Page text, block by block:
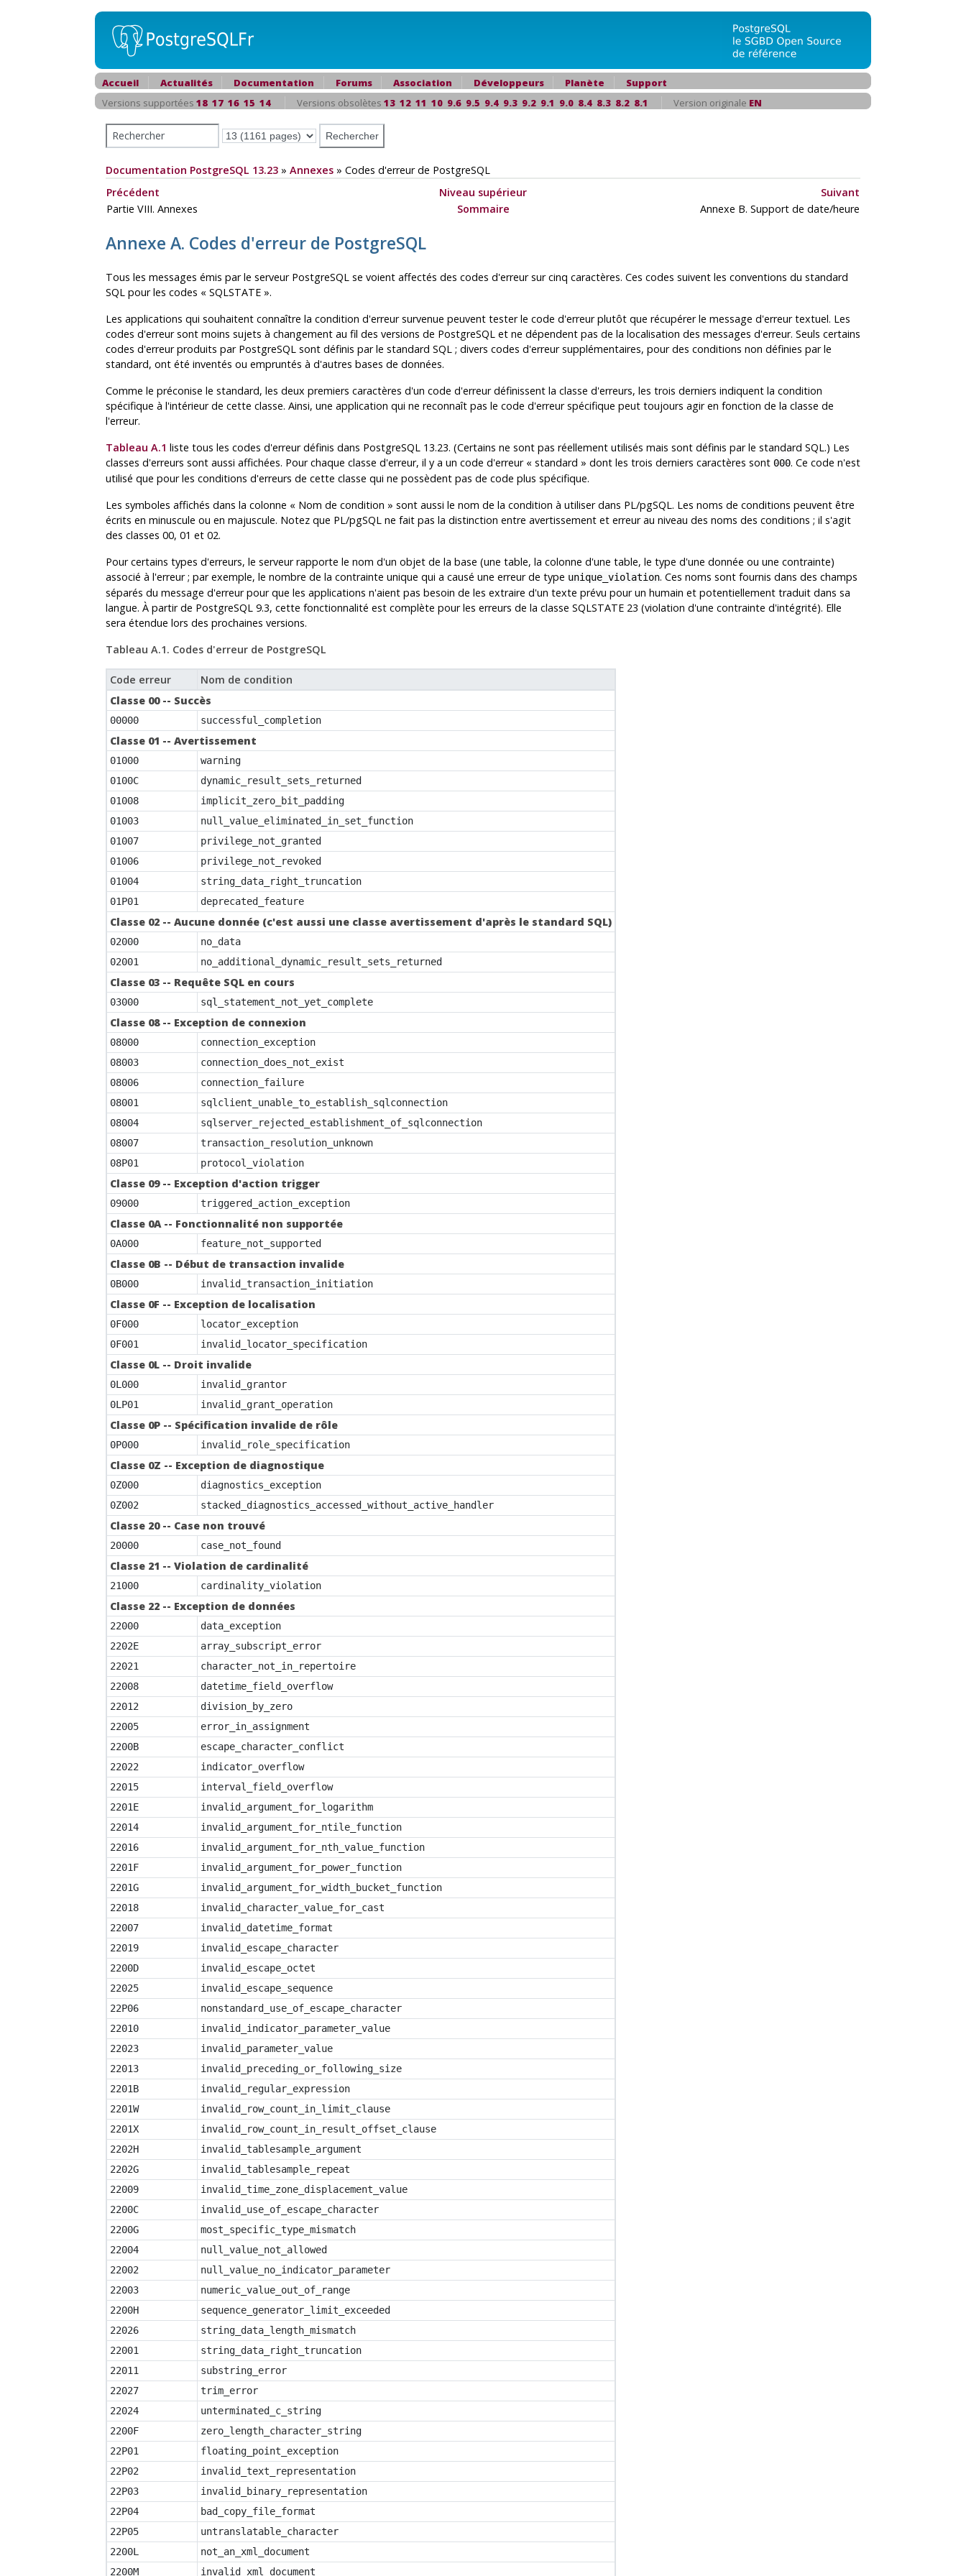
Accueil Actualités Documentation Forums Association Développeurs Planète
Support
Versions supportées 18 17 16 15 14 Versions obsolètes 13 12 11 10 9.6 9.5 9.4 9.3 9.2 9.1 9.0 8.4 8.3 8.2 8.1 Version originale EN
Documentation PostgreSQL 13.23 » Annexes » Codes d'erreur de PostgreSQL
Précédent
Niveau supérieur
Suivant
Partie VIII. Annexes
Sommaire Annexe B. Support de date/heure
Annexe A. Codes d'erreur de PostgreSQL
Tous les messages émis par le serveur PostgreSQL se voient affectés des codes d'erreur sur cinq caractères. Ces codes suivent les conventions du standard
SQL pour les codes « SQLSTATE ».
Les applications qui souhaitent connaître la condition d'erreur survenue peuvent tester le code d'erreur plutôt que récupérer le message d'erreur textuel. Les
codes d'erreur sont moins sujets à changement au fil des versions de PostgreSQL et ne dépendent pas de la localisation des messages d'erreur. Seuls certains
codes d'erreur produits par PostgreSQL sont définis par le standard SQL ; divers codes d'erreur supplémentaires, pour des conditions non définies par le
standard, ont été inventés ou empruntés à d'autres bases de données.
Comme le préconise le standard, les deux premiers caractères d'un code d'erreur définissent la classe d'erreurs, les trois derniers indiquent la condition
spécifique à l'intérieur de cette classe. Ainsi, une application qui ne reconnaît pas le code d'erreur spécifique peut toujours agir en fonction de la classe de
l'erreur.
Tableau A.1 liste tous les codes d'erreur définis dans PostgreSQL 13.23. (Certains ne sont pas réellement utilisés mais sont définis par le standard SQL.) Les
classes d'erreurs sont aussi affichées. Pour chaque classe d'erreur, il y a un code d'erreur « standard » dont les trois derniers caractères sont 000. Ce code n'est
utilisé que pour les conditions d'erreurs de cette classe qui ne possèdent pas de code plus spécifique.
Les symboles affichés dans la colonne « Nom de condition » sont aussi le nom de la condition à utiliser dans PL/pgSQL. Les noms de conditions peuvent être
écrits en minuscule ou en majuscule. Notez que PL/pgSQL ne fait pas la distinction entre avertissement et erreur au niveau des noms des conditions ; il s'agit
des classes 00, 01 et 02.
Pour certains types d'erreurs, le serveur rapporte le nom d'un objet de la base (une table, la colonne d'une table, le type d'une donnée ou une contrainte)
associé à l'erreur ; par exemple, le nombre de la contrainte unique qui a causé une erreur de type unique_violation. Ces noms sont fournis dans des champs
séparés du message d'erreur pour que les applications n'aient pas besoin de les extraire d'un texte prévu pour un humain et potentiellement traduit dans sa
langue. À partir de PostgreSQL 9.3, cette fonctionnalité est complète pour les erreurs de la classe SQLSTATE 23 (violation d'une contrainte d'intégrité). Elle
sera étendue lors des prochaines versions.
Tableau A.1. Codes d'erreur de PostgreSQL
Code erreur
Nom de condition
Classe 00 -- Succès
00000 successful_completion
Classe 01 -- Avertissement
01000
warning
0100C
dynamic_result_sets_returned
01008
implicit_zero_bit_padding
01003
null_value_eliminated_in_set_function
01007
privilege_not_granted
01006
privilege_not_revoked
01004
string_data_right_truncation
01P01
deprecated_feature
Classe 02 -- Aucune donnée (c'est aussi une classe avertissement d'après le standard SQL)
02000
no_data
02001
no_additional_dynamic_result_sets_returned
Classe 03 -- Requête SQL en cours
03000 sql_statement_not_yet_complete
Classe 08 -- Exception de connexion
08000
connection_exception
08003
connection_does_not_exist
08006
connection_failure
08001
sqlclient_unable_to_establish_sqlconnection
08004
sqlserver_rejected_establishment_of_sqlconnection
08007
transaction_resolution_unknown
08P01
protocol_violation
Classe 09 -- Exception d'action trigger
09000 triggered_action_exception
Classe 0A -- Fonctionnalité non supportée
0A000 feature_not_supported
Classe 0B -- Début de transaction invalide
0B000 invalid_transaction_initiation
Classe 0F -- Exception de localisation
0F000
locator_exception
0F001
invalid_locator_specification
Classe 0L -- Droit invalide
0L000
invalid_grantor
0LP01
invalid_grant_operation
Classe 0P -- Spécification invalide de rôle
0P000 invalid_role_specification
Classe 0Z -- Exception de diagnostique
0Z000
diagnostics_exception
0Z002
stacked_diagnostics_accessed_without_active_handler
Classe 20 -- Case non trouvé
20000 case_not_found
Classe 21 -- Violation de cardinalité
21000 cardinality_violation
Classe 22 -- Exception de données
22000
data_exception
2202E
array_subscript_error
22021
character_not_in_repertoire
22008
datetime_field_overflow
22012
division_by_zero
22005
error_in_assignment
2200B
escape_character_conflict
22022
indicator_overflow
22015
interval_field_overflow
2201E
invalid_argument_for_logarithm
22014
invalid_argument_for_ntile_function
22016
invalid_argument_for_nth_value_function
2201F
invalid_argument_for_power_function
2201G
invalid_argument_for_width_bucket_function
22018
invalid_character_value_for_cast
22007
invalid_datetime_format
22019
invalid_escape_character
2200D
invalid_escape_octet
22025
invalid_escape_sequence
22P06
nonstandard_use_of_escape_character
22010
invalid_indicator_parameter_value
22023
invalid_parameter_value
22013
invalid_preceding_or_following_size
2201B
invalid_regular_expression
2201W
invalid_row_count_in_limit_clause
2201X
invalid_row_count_in_result_offset_clause
2202H
invalid_tablesample_argument
2202G
invalid_tablesample_repeat
22009
invalid_time_zone_displacement_value
2200C
invalid_use_of_escape_character
2200G
most_specific_type_mismatch
22004
null_value_not_allowed
22002
null_value_no_indicator_parameter
22003
numeric_value_out_of_range
2200H
sequence_generator_limit_exceeded
22026
string_data_length_mismatch
22001
string_data_right_truncation
22011
substring_error
22027
trim_error
22024
unterminated_c_string
2200F
zero_length_character_string
22P01
floating_point_exception
22P02
invalid_text_representation
22P03
invalid_binary_representation
22P04
bad_copy_file_format
22P05
untranslatable_character
2200L
not_an_xml_document
2200M
invalid_xml_document